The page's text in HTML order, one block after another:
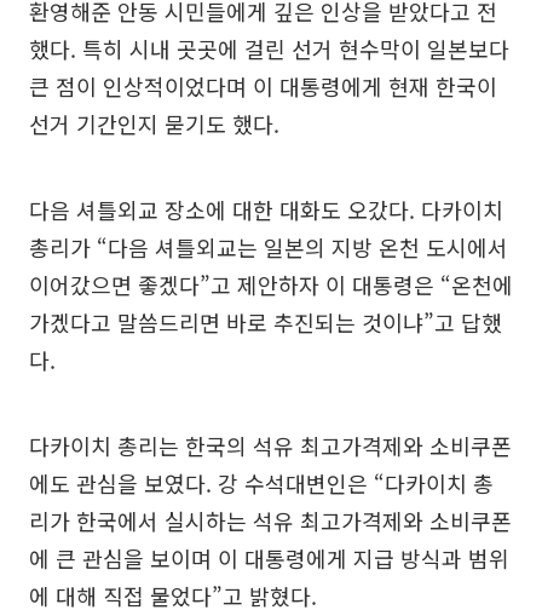
환영해준 안동 시민들에게 깊은 인상을 받았다고 전
했다. 특히 시내 곳곳에 걸린 선거 현수막이 일본보다
큰 점이 인상적이었다며 이 대통령에게 현재 한국이
선거 기간인지 묻기도 했다.
다음 셔틀외교 장소에 대한 대화도 오갔다. 다카이치
총리가 “다음 셔틀외교는 일본의 지방 온천 도시에서
이어갔으면 좋겠다”고 제안하자 이 대통령은 “온천에
가겠다고 말씀드리면 바로 추진되는 것이냐”고 답했
다.
다카이치 총리는 한국의 석유 최고가격제와 소비쿠폰
에도 관심을 보였다. 강 수석대변인은 “다카이치 총
리가 한국에서 실시하는 석유 최고가격제와 소비쿠폰
에 큰 관심을 보이며 이 대통령에게 지급 방식과 범위
에 대해 직접 물었다”고 밝혔다.